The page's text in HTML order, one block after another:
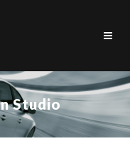
Studio